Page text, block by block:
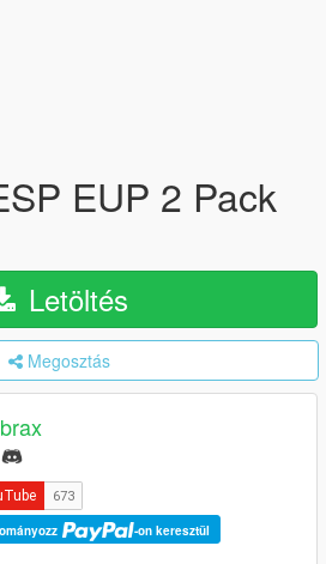
EUP 2 Pack
Letöltés
Megosztás
-on keresztül